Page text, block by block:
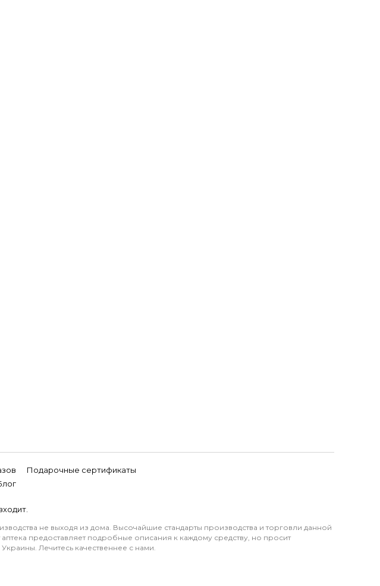
Подарочные сертификаты
не выходя из дома. Высочайшие стандарты производства и торговли данной
предоставляет подробные описания к каждому средству, но просит
Лечитесь качественнее с нами.